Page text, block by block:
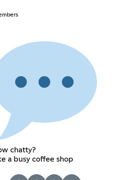
chatty?
a busy coffee shop